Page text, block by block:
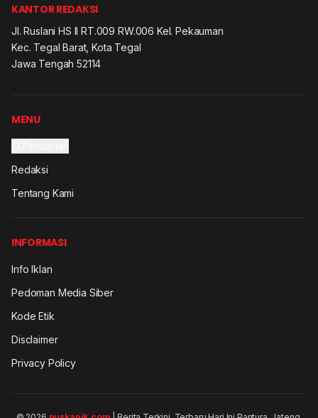
KANTOR REDAKSI
Jl. Ruslani HS II RT.009 RW.006 Kel. Pekauman
Kec. Tegal Barat, Kota Tegal
Jawa Tengah 52114
MENU
Redaksi
Tentang Kami
INFORMASI
Info Iklan
Pedoman Media Siber
Kode Etik
Disclaimer
Privacy Policy